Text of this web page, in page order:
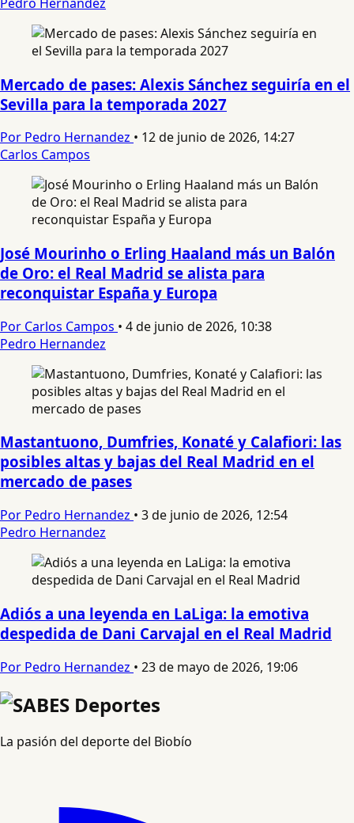
Mercado de pases: Alexis Sánchez seguiría en el
Sevilla para la temporada 2027
Por Pedro Hernandez • 12 de junio de 2026, 14:27
Carlos Campos
José Mourinho o Erling Haaland más un Balón
de Oro: el Real Madrid se alista para
reconquistar España y Europa
Por Carlos Campos • 4 de junio de 2026, 10:38
Pedro Hernandez
Mastantuono, Dumfries, Konaté y Calafiori: las
posibles altas y bajas del Real Madrid en el
mercado de pases
Por Pedro Hernandez • 3 de junio de 2026, 12:54
Pedro Hernandez
Adiós a una leyenda en LaLiga: la emotiva
despedida de Dani Carvajal en el Real Madrid
Por Pedro Hernandez • 23 de mayo de 2026, 19:06
La pasión del deporte del Biobío